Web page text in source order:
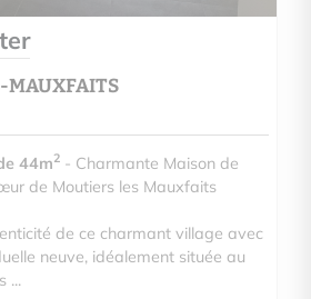
MAUXFAITS
44m2- Charmante Maison de
de Moutiers les Mauxfaits
de ce charmant village avec
neuve, idéalement située au
...